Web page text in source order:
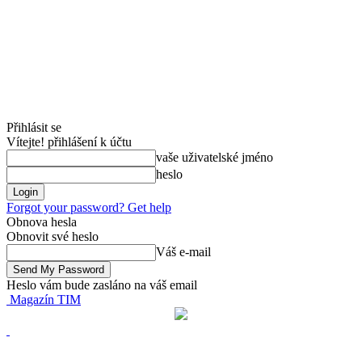
Přihlásit se
Vítejte! přihlášení k účtu
vaše uživatelské jméno
heslo
Forgot your password? Get help
Obnova hesla
Obnovit své heslo
Váš e-mail
Heslo vám bude zasláno na váš email
Magazín TIM